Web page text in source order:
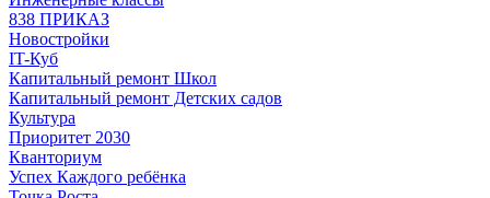
838 ПРИКАЗ
Новостройки
IT-Куб
Капитальный ремонт Школ
Капитальный ремонт Детских садов
Культура
Приоритет 2030
Кванториум
Успех Каждого ребёнка